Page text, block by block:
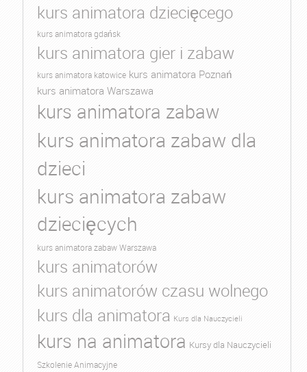
kurs animatora dziecięcego
kurs animatora gdańsk
kurs animatora gier i zabaw
kurs animatora katowice kurs animatora Poznań
kurs animatora Warszawa
kurs animatora zabaw
kurs animatora zabaw dla
dzieci
kurs animatora zabaw
dziecięcych
kurs animatora zabaw Warszawa
kurs animatorów
kurs animatorów czasu wolnego
kurs dla animatora Kurs dla Nauczycieli
kurs na animatora Kursy dla Nauczycieli
Szkolenie Animacyjne